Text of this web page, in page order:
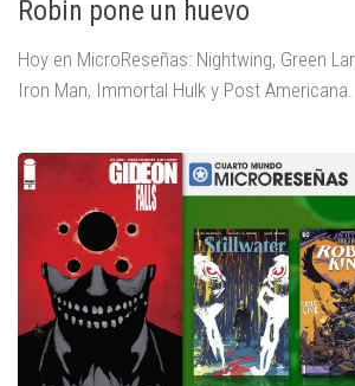
Robin pone un huevo
Hoy en MicroReseñas: Nightwing, Green
Iron Man, Immortal Hulk y Post Americana.